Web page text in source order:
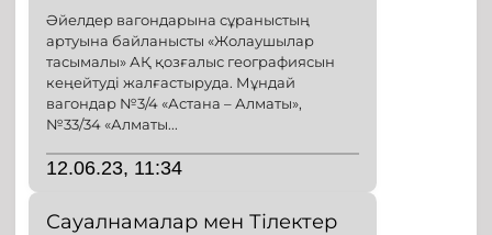
Әйелдер вагондарына сұраныстың
артуына байланысты «Жолаушылар
тасымалы» АҚ қозғалыс географиясын
кеңейтуді жалғастыруда. Мұндай
вагондар №3/4 «Астана – Алматы»,
№33/34 «Алматы...
12.06.23, 11:34
Сауалнамалар мен Тілектер